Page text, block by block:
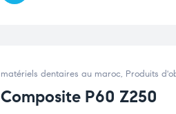
matériels dentaires au maroc, Produits
Composite P60 Z250